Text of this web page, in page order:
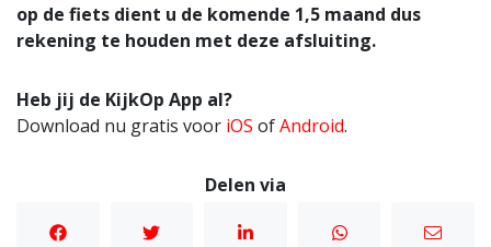
op de fiets dient u de komende 1,5 maand dus
rekening te houden met deze afsluiting.
Heb jij de KijkOp App al?
Download nu gratis voor iOS ofAndroid.
Delen via